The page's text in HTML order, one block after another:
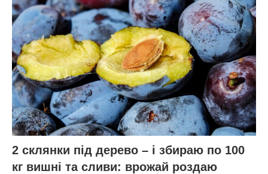
2 склянки під дерево – і збираю по 100
кг вишні та сливи: врожай роздаю